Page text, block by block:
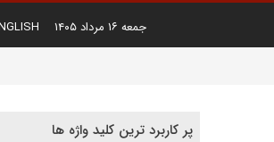
جمعه ۱۶ مرداد ۱۴۰۵
پر کاربرد ترین کلید واژه ها